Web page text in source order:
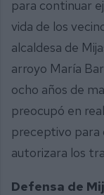
para continuar
vida de los
alcaldesa de
arroyo María
ocho años de
preocupó en
preceptivo para
autorizara los
Defensa de